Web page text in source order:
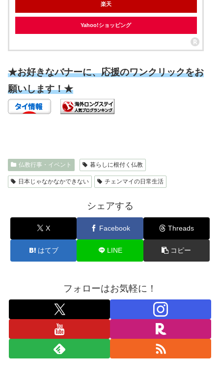
楽天
Yahoo!ショッピング
★お好きなバナーに、応援のワンクリックをお
願いします！★
仏教行事・イベント 暮らしに根付く仏教
日本じゃなかなかできない チェンマイの日常生活
シェアする
X Facebook Threads
はてブ LINE コピー
フォローはお気軽に！